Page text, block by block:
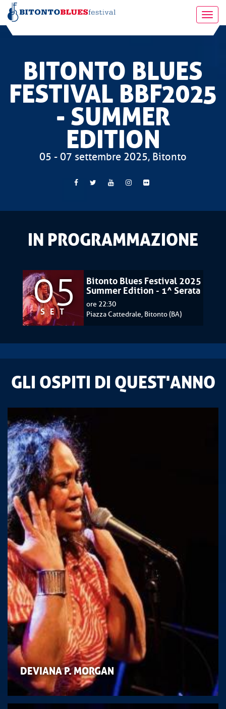
BITONTO BLUES
FESTIVAL BBF2025
- SUMMER
EDITION
05 - 07 settembre 2025, Bitonto
IN PROGRAMMAZIONE
05
SET
Bitonto Blues Festival 2025
Summer Edition - 1^ Serata
ore 22:30
Piazza Cattedrale, Bitonto (BA)
GLI OSPITI DI QUEST'ANNO
DEVIANA P. MORGAN